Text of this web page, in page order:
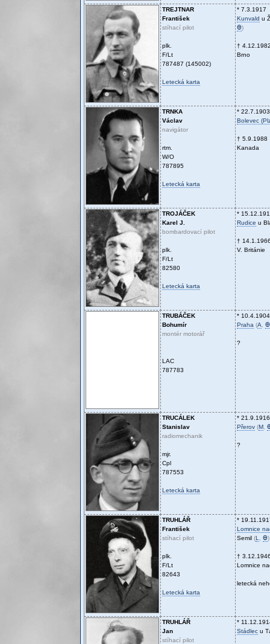
TREJTNAR
František
stíhací pilot
plk.
F/Lt
787487 (145002)
Letecká karta
* 7.3.1917
Kunvald u
Ꚛ)
†
Brno
TRNKA
Václav
navigátor
rtm.
W/O
787895
Letecká karta
* 22.7.1903
Bolevec
† 5.9.1988
Kanada
TROJÁČEK
Karel J.
bombardovací pilot
plk.
F/Lt
82580
Letecká karta
*
Rudice u
†
V. Británie
TRUBÁČEK
Bohumír
montér motorář
LAC
787783
* 10.4.1904
Praha (A Ꚛ
?
TRUCÁLEK
Stanislav
radiomechanik
mjr.
Cpl
787553
Letecká karta
* 21.9.1916
Přerov (M
?
TRUHLÁŘ
František
stíhací pilot
plk.
F/Lt
82643
Letecká karta
*
Lomnice
Semil (L Ꚛ)
†
Lomnice
letecká
TRUHLÁŘ
Jan
stíhací pilot
*
Stádlec u